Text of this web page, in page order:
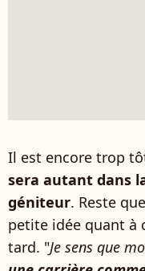
Il est encore trop
sera autant dans
géniteur. Reste
petite idée quant à
tard. "Je sens que